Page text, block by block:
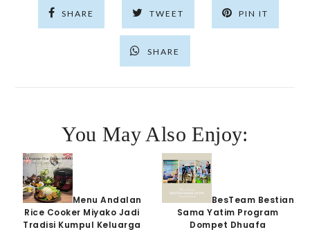
SHARE TWEET PIN IT
SHARE
You May Also Enjoy:
Menu Andalan
Rice Cooker Miyako Jadi
Tradisi Kumpul Keluarga
BesTeam Bestian
Sama Yatim Program
Dompet Dhuafa